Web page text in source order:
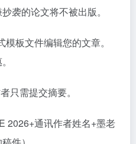
袭的论文将不被出版。
板文件编辑您的文章。
只需提交摘要。
2026+通讯作者姓名+墨老